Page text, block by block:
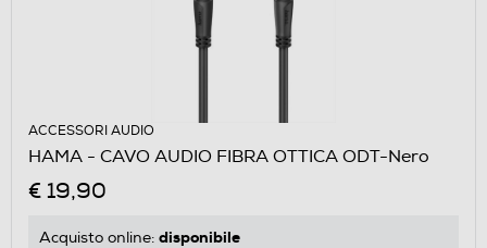
ACCESSORI AUDIO
HAMA - CAVO AUDIO FIBRA OTTICA ODT-Nero
€ 19,90
Acquisto online: disponibile